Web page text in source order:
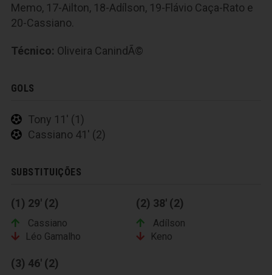
Memo, 17-Ailton, 18-Adílson, 19-Flávio Caça-Rato e
20-Cassiano.
Técnico: Oliveira CanindÃ©
GOLS
Tony 11' (1)
Cassiano 41' (2)
SUBSTITUIÇÕES
(1) 29' (2)
Cassiano
Léo Gamalho
(2) 38' (2)
Adílson
Keno
(3) 46' (2)